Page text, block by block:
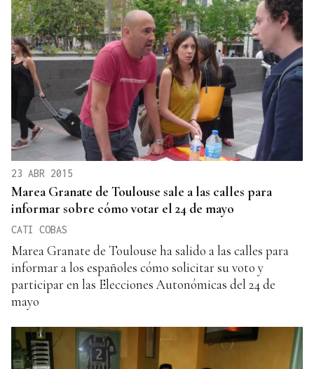
23 ABR 2015
Marea Granate de Toulouse sale a las calles para
informar sobre cómo votar el 24 de mayo
CATI COBAS
Marea Granate de Toulouse ha salido a las calles para
informar a los españoles cómo solicitar su voto y
participar en las Elecciones Autonómicas del 24 de
mayo